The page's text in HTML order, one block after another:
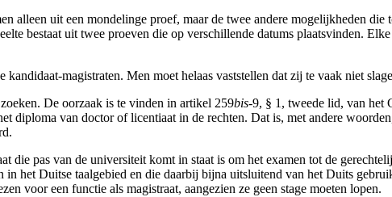
alleen uit een mondelinge proef, maar de twee andere mogelijkheden
bestaat uit twee proeven die op verschillende datums plaatsvinden.
magistraten. Men moet helaas vaststellen dat zij te vaak niet
De oorzaak is te vinden in artikel 259bis-9, § 1, tweede lid, van het
diploma van doctor of licentiaat in de rechten. Dat is, met andere
die pas van de universiteit komt in staat is om het examen tot de
het Duitse taalgebied en die daarbij bijna uitsluitend van het Duits
voor een functie als magistraat, aangezien ze geen stage moeten lopen.